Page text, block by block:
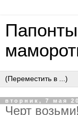
вторник, 7 мая
Черт